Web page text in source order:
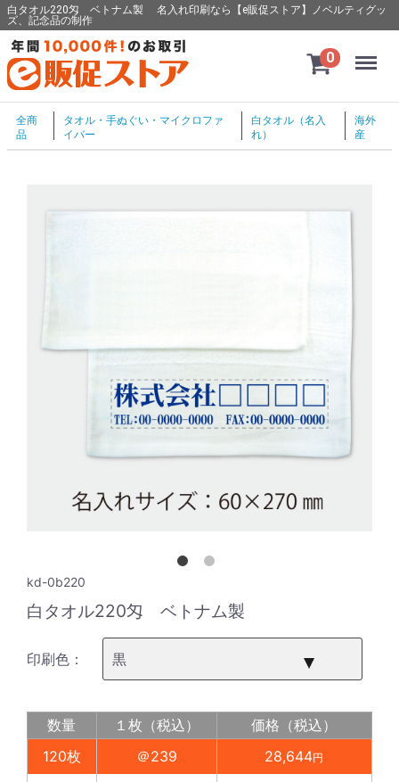
白タオル220匁 ベトナム製 名入れ印刷なら【e販促ストア】ノベルティグッ
ズ、記念品の制作
0
全商
品
タオル・手ぬぐい・マイクロファ
イバー
白タオル（名入
れ）
海外
産
kd-0b220
白タオル220匁 ベトナム製
印刷色：
数量 １枚（税込）
価格（税込）
120枚
＠239 28,644円